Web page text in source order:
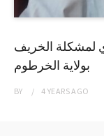
لمشكلة الخريف
بولاية الخرطوم
BY 4 YEARSAGO